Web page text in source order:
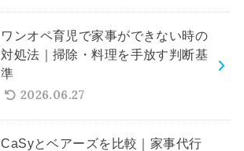
ワンオペ育児で家事ができない時の
対処法｜掃除・料理を手放す判断基
準
2026.06.27
CaSyとベアーズを比較｜家事代行